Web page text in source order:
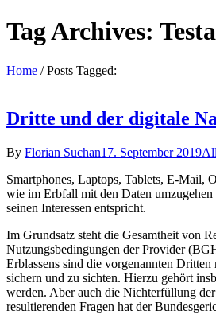
Tag Archives:
Home /Posts Tagged:
Dritte und der digitale
By Florian Suchan17. September 2019
Smartphones, Laptops, Tablets, E-Mail,
wie im Erbfall mit den Daten
seinen Interessen entspricht.
Im Grundsatz steht die Gesamtheit von
Nutzungsbedingungen der Provider
Erblassens sind die vorgenannten
sichern und zu sichten. Hierzu gehört
werden. Aber auch die Nichterfüllung
resultierenden Fragen hat der